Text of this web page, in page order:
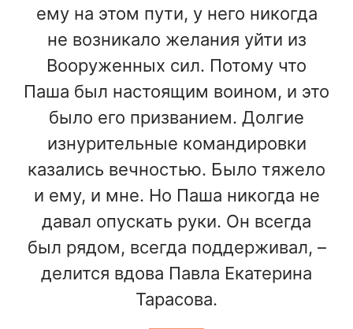
ему на этом пути, у него никогда
не возникало желания уйти из
Вооруженных сил. Потому что
Паша был настоящим воином, и это
было его призванием. Долгие
изнурительные командировки
казались вечностью. Было тяжело
и ему, и мне. Но Паша никогда не
давал опускать руки. Он всегда
был рядом, всегда поддерживал, –
делится вдова Павла Екатерина
Тарасова.